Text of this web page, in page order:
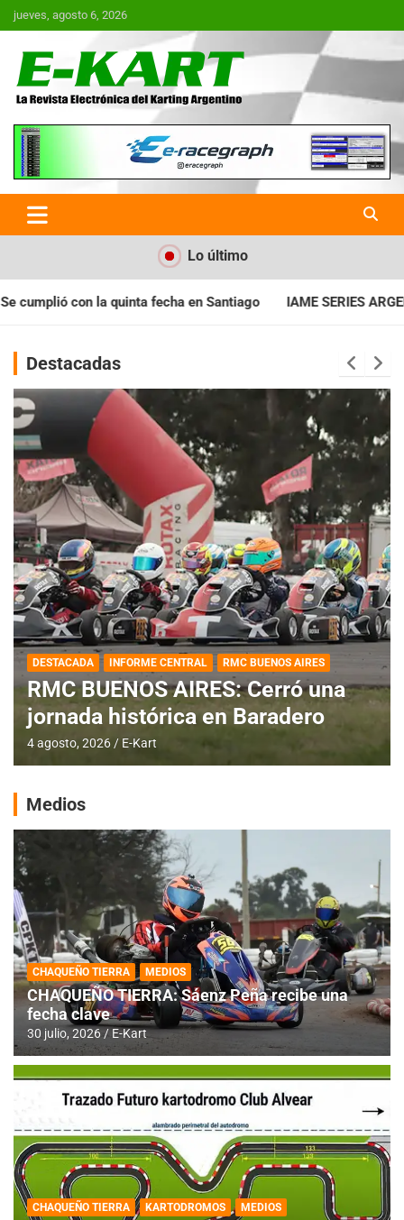
Saltar
al
jueves, agosto 6, 2026
E-Kart.com.ar | La Revista
Electrónica del Karting en
Argentina
Lo último
Santiago IAME SERIES ARGENTINA: Horarios para la fecha
Destacadas
DESTACADA INFORME CENTRAL RMC BUENOS AIRES
RMC BUENOS AIRES: Cerró una
jornada histórica en Baradero
4 agosto, 2026 E-Kart
Medios
CHAQUEÑO TIERRA MEDIOS
CHAQUEÑO TIERRA: Sáenz Peña recibe una
fecha clave
30 julio, 2026 E-Kart
CHAQUEÑO TIERRA KARTODROMOS MEDIOS